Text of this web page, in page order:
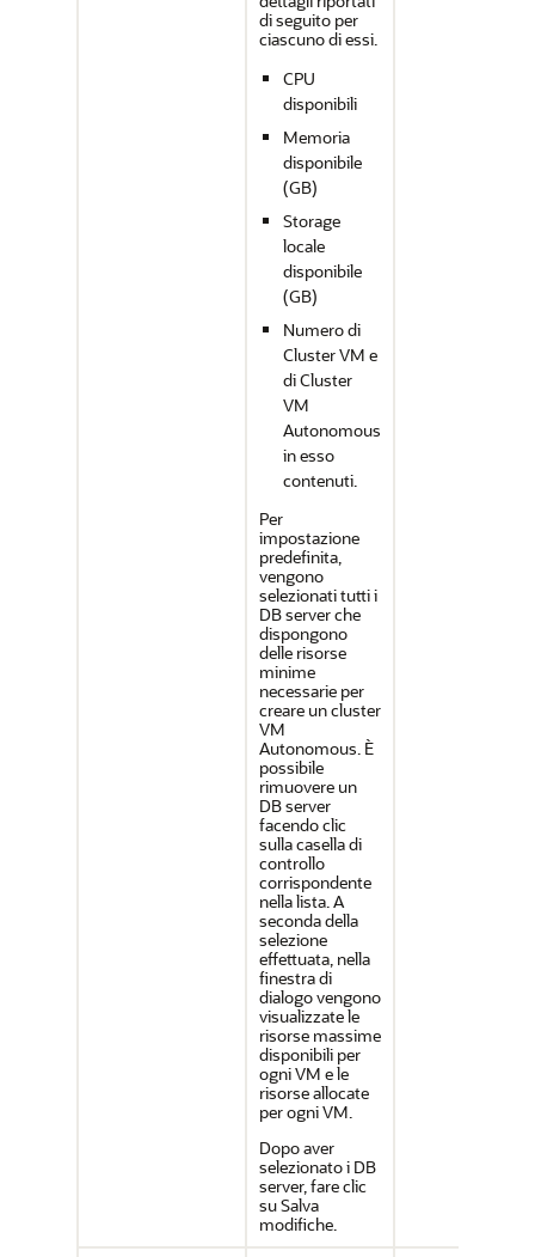
di seguito per
ciascuno di essi.
CPU
disponibili
Memoria
disponibile
(GB)
Storage
locale
disponibile
(GB)
Numero di
Cluster VM e
di Cluster
VM
Autonomous
in esso
contenuti.
Per
impostazione
predefinita,
vengono
selezionati tutti i
DB server che
dispongono
delle risorse
minime
necessarie per
creare un cluster
VM
Autonomous. È
possibile
rimuovere un
DB server
facendo clic
sulla casella di
controllo
corrispondente
nella lista. A
seconda della
selezione
effettuata, nella
finestra di
dialogo vengono
visualizzate le
risorse massime
disponibili per
ogni VM e le
risorse allocate
per ogni VM.
Dopo aver
selezionato i DB
server, fare clic
su Salva
modifiche.